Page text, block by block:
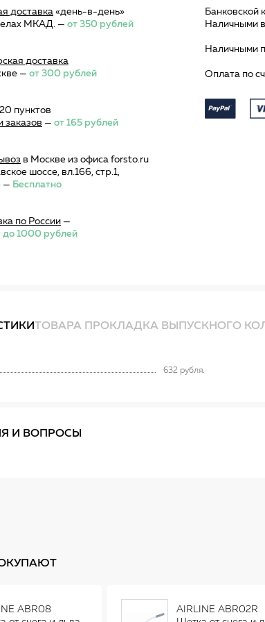
доставка «день-в-день»
МКАД. — от 350 рублей
доставка
— от 300 рублей
пунктов
заказов — от 165 рублей
в Москве из офиса forsto.ru
шоссе, вл.166, стр.1,
— Бесплатно
по России —
до 1000 рублей
Банковской
Наличными
Наличными
Оплата по
ТОВАРА ПРОКЛАДКА ВЫПУСКНОГО
632 рубля
И ВОПРОСЫ
ABR08
AIRLINE ABR02R